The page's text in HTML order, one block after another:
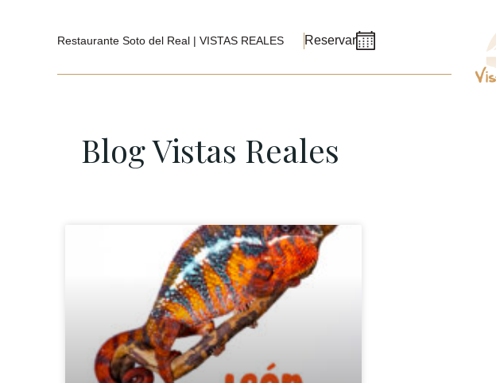
Restaurante Soto del Real | VISTAS REALES Reservar
Blog Vistas Reales